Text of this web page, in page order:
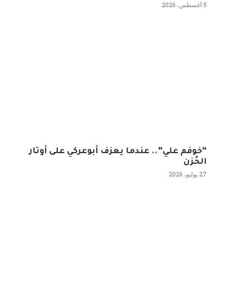
5 أغسطس، 2026
“خوفم علي”.. عندما يعزف أبوعركي على أوتار
الحُزن
27 يوليو، 2026